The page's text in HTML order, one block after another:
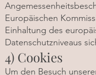
Europäischen
Einhaltung des
Datenschutzniveaus
4) Cookies
Um den Besuch